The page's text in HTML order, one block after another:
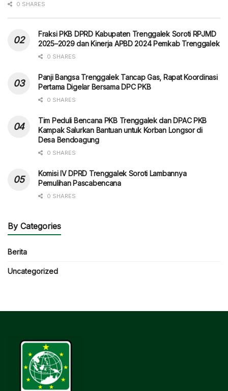
0 SHARES
Fraksi PKB DPRD Kabupaten Trenggalek Soroti RPJMD
2025–2029 dan Kinerja APBD 2024 Pemkab Trenggalek
0 SHARES
Panji Bangsa Trenggalek Tancap Gas, Rapat Koordinasi
Pertama Digelar Bersama DPC PKB
0 SHARES
Tim Peduli Bencana PKB Trenggalek dan DPAC PKB
Kampak Salurkan Bantuan untuk Korban Longsor di
Desa Bendoagung
0 SHARES
Komisi IV DPRD Trenggalek Soroti Lambannya
Pemulihan Pascabencana
0 SHARES
By Categories
Berita
Uncategorized